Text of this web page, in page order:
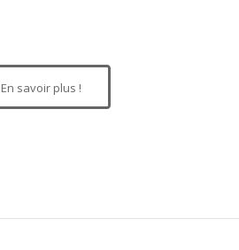
En savoir plus !